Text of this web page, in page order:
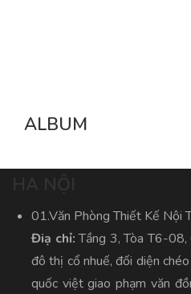
ALBUM
01.Văn Phòng Thiết Kế Nội
Điạ chỉ:Tầng 3, Tòa T6-
đô thị cổ nhuế, đối diện
quốc việt giao phạm văn